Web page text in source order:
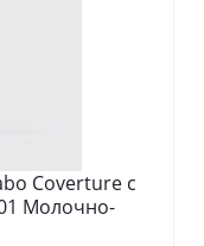
Coverture с
Молочно-